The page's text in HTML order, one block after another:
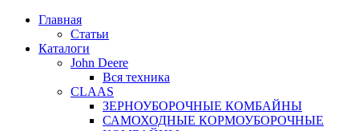
Главная
Статьи
Каталоги
John Deere
Вся техника
CLAAS
ЗЕРНОУБОРОЧНЫЕ КОМБАЙНЫ
САМОХОДНЫЕ КОРМОУБОРОЧНЫЕ